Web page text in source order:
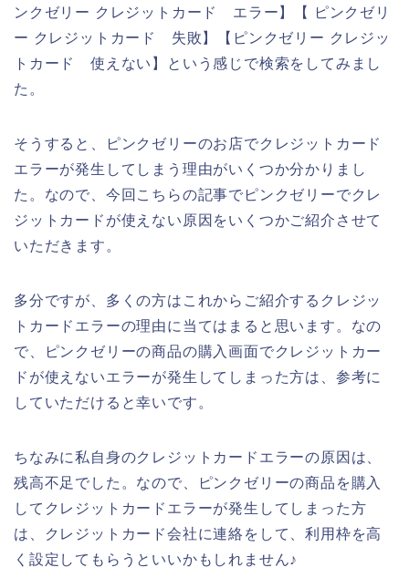
ンクゼリー クレジットカード エラー】【 ピンクゼリ
ー クレジットカード 失敗】【ピンクゼリー クレジッ
トカード 使えない】という感じで検索をしてみまし
た。
そうすると、ピンクゼリーのお店でクレジットカード
エラーが発生してしまう理由がいくつか分かりまし
た。なので、今回こちらの記事でピンクゼリーでクレ
ジットカードが使えない原因をいくつかご紹介させて
いただきます。
多分ですが、多くの方はこれからご紹介するクレジッ
トカードエラーの理由に当てはまると思います。なの
で、ピンクゼリーの商品の購入画面でクレジットカー
ドが使えないエラーが発生してしまった方は、参考に
していただけると幸いです。
ちなみに私自身のクレジットカードエラーの原因は、
残高不足でした。なので、ピンクゼリーの商品を購入
してクレジットカードエラーが発生してしまった方
は、クレジットカード会社に連絡をして、利用枠を高
く設定してもらうといいかもしれません♪